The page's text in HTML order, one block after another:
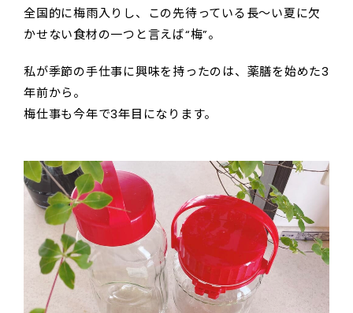
全国的に梅雨入りし、この先待っている長～い夏に欠
かせない食材の一つと言えば“梅”。
私が季節の手仕事に興味を持ったのは、薬膳を始めた3
年前から。
梅仕事も今年で3年目になります。